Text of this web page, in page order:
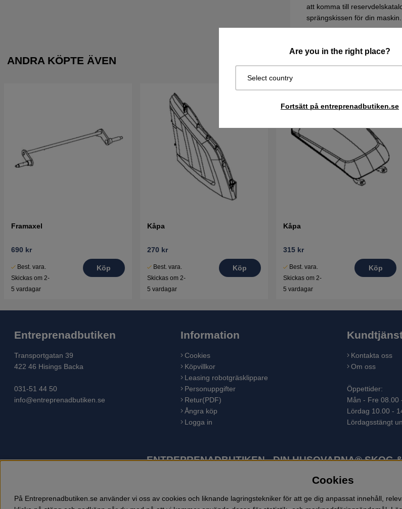
Are you in the right place?
Select country
Fortsätt på entreprenadbutiken.se
att komma till
sprängskissen för din maskin.
ANDRA KÖPTE ÄVEN
Framaxel
690 kr
Best. vara.
Skickas om 2-
5 vardagar
Köp
Kåpa
270 kr
Best. vara.
Skickas om 2-
5 vardagar
Köp
Kåpa
315 kr
Best. vara.
Skickas om 2-
5 vardagar
Köp
Entreprenadbutiken
Transportgatan 39
422 46 Hisings Backa
031-51 44 50
info@entreprenadbutiken.se
Information
Cookies
Köpvillkor
Leasing robotgräsklippare
Personuppgifter
Retur(PDF)
Ångra köp
Logga in
Kontakta oss
Om oss
Öppettider:
Mån - Fre 08.00
Lördag 10.00 -
Lördagsstängt
ENTREPRENADBUTIKEN - DIN HUSQVARNA® SKOG
Husqvarna är världens största tillverkare av utomhusprodukter som skogsmaskiner och trädgårdsmaskiner. I
Cookies
På Entreprenadbutiken.se använder vi oss av cookies och liknande lagringstekniker för att ge dig anpassat innehåll,